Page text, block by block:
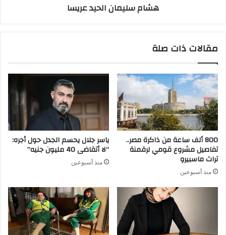
هشام سليمان الحيد عريسا
مقالات ذات صلة
800 ألف ساعة من ذاكرة مصر..
تفاصيل مشروع قومي لرقمنة
تراث ماسبيرو
منذ أسبوعين
ياسر جلال يحسم الجدل حول أجره:
“لا أتقاضى 40 مليون جنيه”
منذ أسبوعين